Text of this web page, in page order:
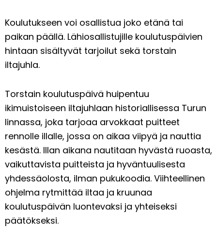
Koulutukseen voi osallistua joko etänä tai
paikan päällä. Lähiosallistujille koulutuspäivien
hintaan sisältyvät tarjoilut sekä torstain
iltajuhla.
Torstain koulutuspäivä huipentuu
ikimuistoiseen iltajuhlaan historiallisessa Turun
linnassa, joka tarjoaa arvokkaat puitteet
rennolle illalle, jossa on aikaa viipyä ja nauttia
kesästä. Illan aikana nautitaan hyvästä ruoasta,
vaikuttavista puitteista ja hyväntuulisesta
yhdessäolosta, ilman pukukoodia. Viihteellinen
ohjelma rytmittää iltaa ja kruunaa
koulutuspäivän luontevaksi ja yhteiseksi
päätökseksi.